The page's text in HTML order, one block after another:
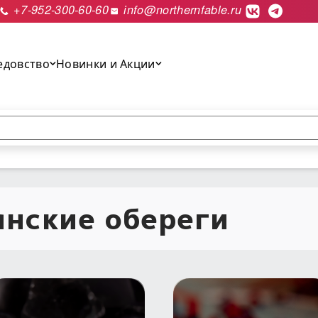
+7-952-300-60-60 info@northernfable.ru
Новинки и Акции
обереги